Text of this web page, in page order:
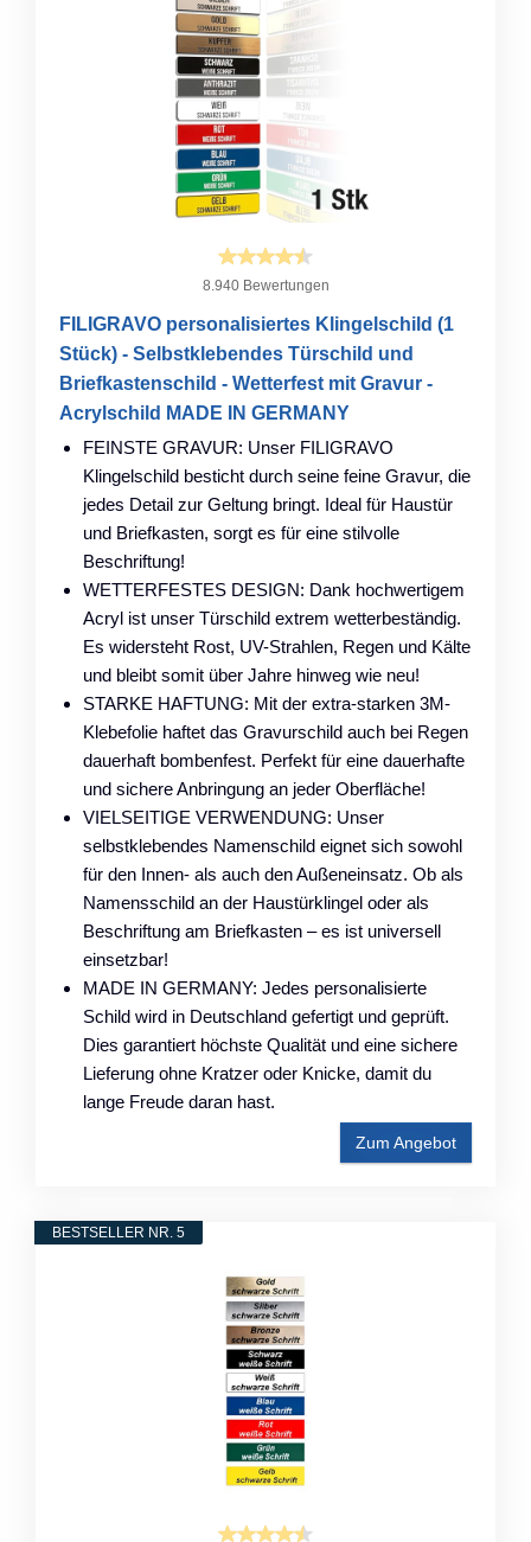
8.940 Bewertungen
FILIGRAVO personalisiertes Klingelschild (1
Stück) - Selbstklebendes Türschild und
Briefkastenschild - Wetterfest mit Gravur -
Acrylschild MADE IN GERMANY
FEINSTE GRAVUR: Unser FILIGRAVO
Klingelschild besticht durch seine feine Gravur, die
jedes Detail zur Geltung bringt. Ideal für Haustür
und Briefkasten, sorgt es für eine stilvolle
Beschriftung!
WETTERFESTES DESIGN: Dank hochwertigem
Acryl ist unser Türschild extrem wetterbeständig.
Es widersteht Rost, UV-Strahlen, Regen und Kälte
und bleibt somit über Jahre hinweg wie neu!
STARKE HAFTUNG: Mit der extra-starken 3M-
Klebefolie haftet das Gravurschild auch bei Regen
dauerhaft bombenfest. Perfekt für eine dauerhafte
und sichere Anbringung an jeder Oberfläche!
VIELSEITIGE VERWENDUNG: Unser
selbstklebendes Namenschild eignet sich sowohl
für den Innen- als auch den Außeneinsatz. Ob als
Namensschild an der Haustürklingel oder als
Beschriftung am Briefkasten – es ist universell
einsetzbar!
MADE IN GERMANY: Jedes personalisierte
Schild wird in Deutschland gefertigt und geprüft.
Dies garantiert höchste Qualität und eine sichere
Lieferung ohne Kratzer oder Knicke, damit du
lange Freude daran hast.
Zum Angebot
BESTSELLER NR. 5